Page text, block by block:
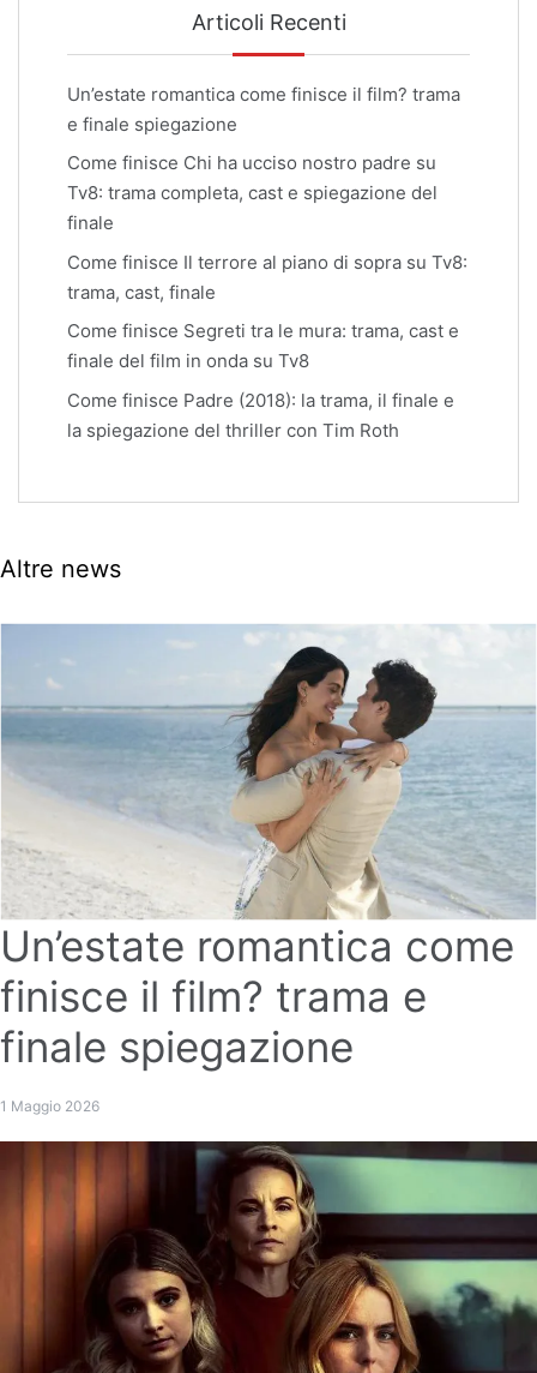
Articoli Recenti
Un’estate romantica come finisce il film? trama
e finale spiegazione
Come finisce Chi ha ucciso nostro padre su
Tv8: trama completa, cast e spiegazione del
finale
Come finisce Il terrore al piano di sopra su Tv8:
trama, cast, finale
Come finisce Segreti tra le mura: trama, cast e
finale del film in onda su Tv8
Come finisce Padre (2018): la trama, il finale e
la spiegazione del thriller con Tim Roth
Altre news
Un’estate romantica come
finisce il film? trama e
finale spiegazione
1 Maggio 2026